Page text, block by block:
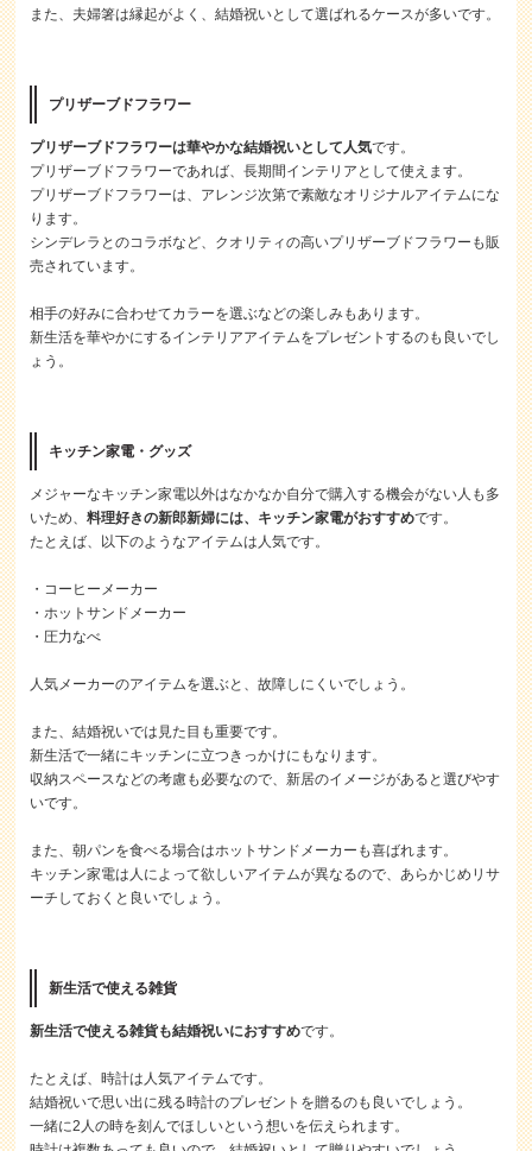
また、夫婦箸は縁起がよく、結婚祝いとして選ばれるケースが多いです。
プリザーブドフラワー
プリザーブドフラワーは華やかな結婚祝いとして人気です。
プリザーブドフラワーであれば、長期間インテリアとして使えます。
プリザーブドフラワーは、アレンジ次第で素敵なオリジナルアイテムにな
ります。
シンデレラとのコラボなど、クオリティの高いプリザーブドフラワーも販
売されています。
相手の好みに合わせてカラーを選ぶなどの楽しみもあります。
新生活を華やかにするインテリアアイテムをプレゼントするのも良いでし
ょう。
キッチン家電・グッズ
メジャーなキッチン家電以外はなかなか自分で購入する機会がない人も多
いため、料理好きの新郎新婦には、キッチン家電がおすすめです。
たとえば、以下のようなアイテムは人気です。
・コーヒーメーカー
・ホットサンドメーカー
・圧力なべ
人気メーカーのアイテムを選ぶと、故障しにくいでしょう。
また、結婚祝いでは見た目も重要です。
新生活で一緒にキッチンに立つきっかけにもなります。
収納スペースなどの考慮も必要なので、新居のイメージがあると選びやす
いです。
また、朝パンを食べる場合はホットサンドメーカーも喜ばれます。
キッチン家電は人によって欲しいアイテムが異なるので、あらかじめリサ
ーチしておくと良いでしょう。
新生活で使える雑貨
新生活で使える雑貨も結婚祝いにおすすめです。
たとえば、時計は人気アイテムです。
結婚祝いで思い出に残る時計のプレゼントを贈るのも良いでしょう。
一緒に2人の時を刻んでほしいという想いを伝えられます。